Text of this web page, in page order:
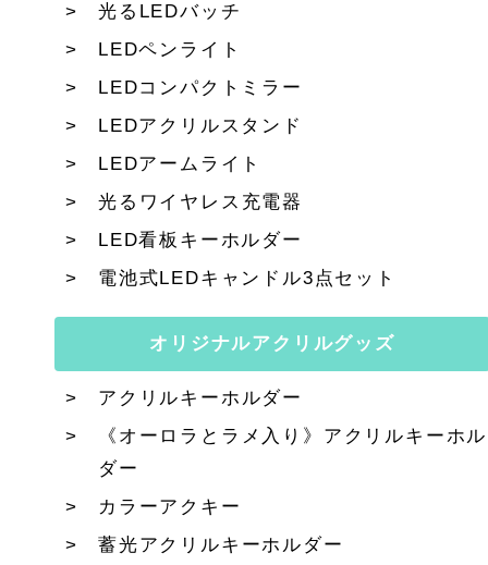
光るLEDバッチ
LEDペンライト
LEDコンパクトミラー
LEDアクリルスタンド
LEDアームライト
光るワイヤレス充電器
LED看板キーホルダー
電池式LEDキャンドル3点セット
オリジナルアクリルグッズ
アクリルキーホルダー
《オーロラとラメ入り》アクリルキーホル
ダー
カラーアクキー
蓄光アクリルキーホルダー